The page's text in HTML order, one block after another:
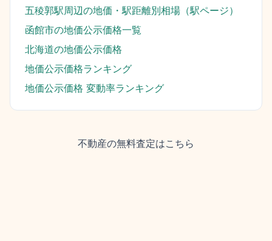
五稜郭駅周辺の地価・駅距離別相場（駅ページ）
函館市の地価公示価格一覧
北海道の地価公示価格
地価公示価格ランキング
地価公示価格 変動率ランキング
不動産の無料査定はこちら